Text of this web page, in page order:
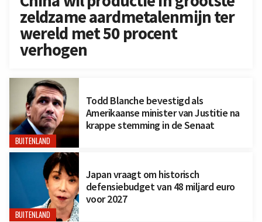
zeldzame aardmetalenmijn ter
wereld met 50 procent
verhogen
BUITENLAND
Todd Blanche bevestigd als
Amerikaanse minister van Justitie na
krappe stemming in de Senaat
BUITENLAND
Japan vraagt om historisch
defensiebudget van 48 miljard euro
voor 2027